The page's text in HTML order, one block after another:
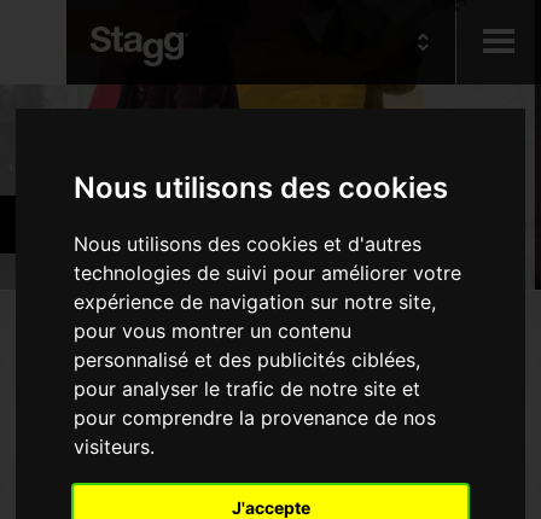
Nous utilisons des cookies
Nous utilisons des cookies et d'autres
technologies de suivi pour améliorer votre
expérience de navigation sur notre site,
pour vous montrer un contenu
personnalisé et des publicités ciblées,
pour analyser le trafic de notre site et
pour comprendre la provenance de nos
visiteurs.
J'accepte
Audio &
Produits
Instruments à vent - Bois
Instruments à vent - Cuivres
Instruments à vent divers
Instruments à cordes